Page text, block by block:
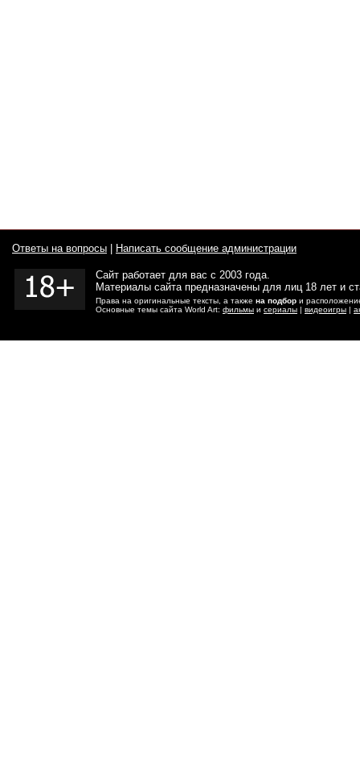
Ответы на вопросы Написать сообщение администрации
Сайт работает для вас с 2003 года.
Материалы сайта предназначены для лиц 18 лет и
Права на оригинальные тексты, а также на подбор и
Основные темы сайта World Art: фильмы и сериалы | видеоигры |